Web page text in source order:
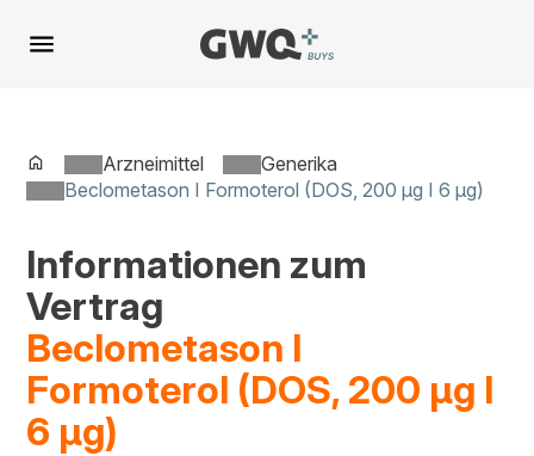
Spring
zu
Arzneimittel
Generika
Beclometason I Formoterol (DOS, 200 µg I 6 µg)
Informationen zum
Vertrag
Beclometason I
Formoterol (DOS, 200 µg I
6 µg)